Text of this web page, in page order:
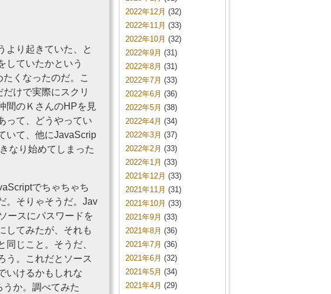
より起きていた、と
していたかという
くなったのだ。こ
けで実際にスクリ
間のＫさんのHPを見
って、どうやってい
いて、他にJavaScrip
なり始めてしまった
でちゃちゃち
。そりゃそうだ。Jav
ースにパスワードを
してみたが、それも
じこと。そうだ、
う。これだとソース
いけるかもしれな
か。調べてみた
2022年12月 (32)
2022年11月 (33)
2022年10月 (32)
2022年9月 (31)
2022年8月 (31)
2022年7月 (33)
2022年6月 (36)
2022年5月 (38)
2022年4月 (34)
2022年3月 (37)
2022年2月 (33)
2022年1月 (33)
2021年12月 (33)
2021年11月 (31)
2021年10月 (33)
2021年9月 (33)
2021年8月 (36)
2021年7月 (36)
2021年6月 (32)
2021年5月 (34)
2021年4月 (29)